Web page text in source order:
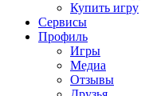
Купить игру
Сервисы
Профиль
Игры
Медиа
Отзывы